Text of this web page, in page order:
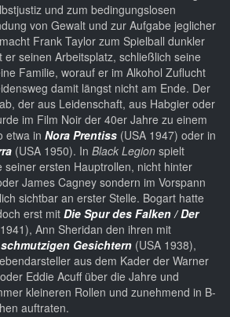
und zum bedingungslosen
von Gewalt und zur Aufgabe jeglicher
Frank Taylor zum Spielball dunkler
seinen Arbeitsplatz, schließlich seine
Familie, worauf er im Alkohol Zuflucht
damit längst nicht am Ende. Der
der aus Leidenschaft, aus Habgier oder
im Film Noir der 40er Jahre zu einem
etwa in Nora Prentiss (USA 1947) oder in
(USA 1950). In Black Legion spielt
seiner ersten Hauptrollen, nicht hinter
James Cagney sondern im Vorspann
sichtbar an erster Stelle. Bogart hatte
erst mit Die Spur des Falken / Der
Ann Sheridan den ihren mit
Gesichtern (USA 1938),
aus dem Kader der Warner
Eddie Acuff über die Jahre und
kleineren Rollen und zunehmend in B-
auftraten.